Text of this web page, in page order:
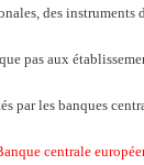
des instruments
pas aux
par les banques
centrale